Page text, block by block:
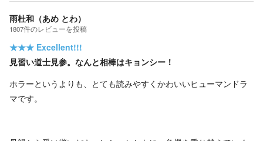
雨杜和（あめ とわ）
1807件のレビューを投稿
★★★ Excellent!!!
見習い道士見参。なんと相棒はキョンシー！
ホラーというよりも、とても読みやすくかわいいヒューマンドラ
マです。